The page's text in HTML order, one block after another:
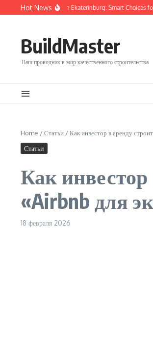
Перейти к содержанию
Hot News
Rental in Ekaterinburg: Smart Choices for Your
BuildMaster
Ваш проводник в мир качественного строительства
Home /Статьи /Как инвестор в аренду
Статьи
Как инвестор
«Airbnb для
18 февраля 2026